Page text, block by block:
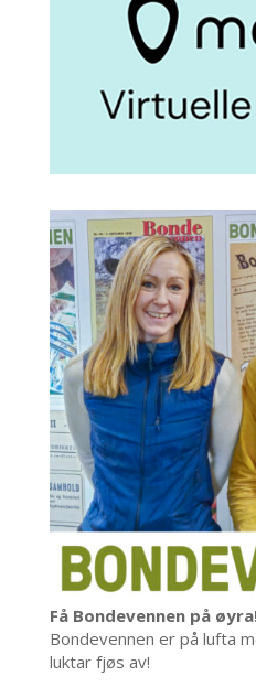
Få Bondevennen på
Bondevennen er på lufta
luktar fjøs av!